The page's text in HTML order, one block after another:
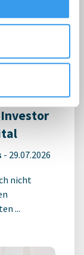
Investor
- 29.07.2026
nicht
...